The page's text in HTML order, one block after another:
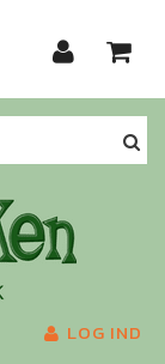
LOG IND